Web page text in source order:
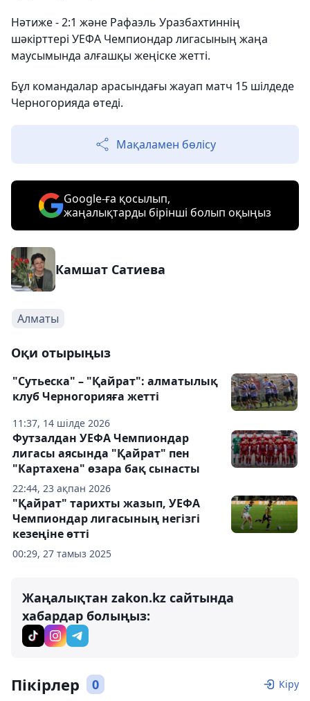
Нәтиже - 2:1 және Рафаэль Уразбахтиннің
шәкірттері УЕФА Чемпиондар лигасының жаңа
маусымында алғашқы жеңіске жетті.
Бұл командалар арасындағы жауап матч 15 шілдеде
Черногорияда өтеді.
Мақаламен бөлісу
Google-ға қосылып,
жаңалықтарды бірінші болып оқыңыз
Камшат Сатиева
Алматы
Оқи отырыңыз
11:37, 14 шілде 2026
"Сутьеска" – "Қайрат": алматылық
клуб Черногорияға жетті
22:44, 23 ақпан 2026
Футзалдан УЕФА Чемпиондар
лигасы аясында "Қайрат" пен
"Картахена" өзара бақ сынасты
00:29, 27 тамыз 2025
"Қайрат" тарихты жазып, УЕФА
Чемпиондар лигасының негізгі
кезеңіне өтті
Жаңалықтан zakon.kz сайтында
хабардар болыңыз:
Пікірлер 0 Кіру